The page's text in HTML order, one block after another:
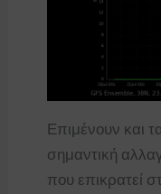
Επιμένουν και
σημαντική
που επικρατεί